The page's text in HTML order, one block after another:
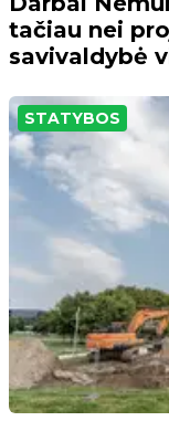
tačiau nei
savivaldybė
STATYBOS